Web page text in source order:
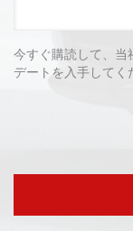
今すぐ購読して、当
デートを入手してく